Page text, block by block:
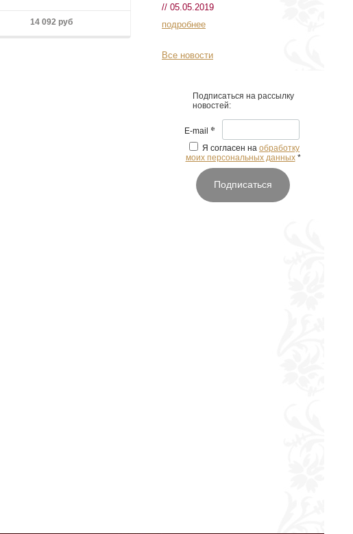
14 092 руб
// 05.05.2019
подробнее
Все новости
Подписаться на рассылку
новостей:
E-mail *
Я согласен на обработку
моих персональных данных *
Подписаться